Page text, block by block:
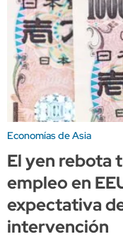
Economías de Asia
El yen rebota
empleo en
expectativa
intervención